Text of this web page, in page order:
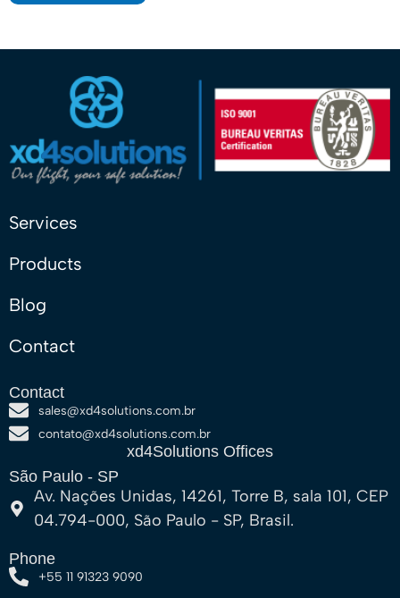
Services
Products
Blog
Contact
Contact
sales@xd4solutions.com.br
contato@xd4solutions.com.br​
xd4Solutions Offices​
São Paulo - SP
Av. Nações Unidas, 14261, Torre B, sala 101, CEP
04.794-000, São Paulo - SP, Brasil.
Phone
+55 11 91323 9090